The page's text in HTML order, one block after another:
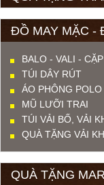
ĐỒ MAY MẶC -
BALO - VALI -
TÚI DÂY RÚT
ÁO PHÔNG
MŨ LƯỠI TRAI
TÚI VẢI BỐ, VẢI
QUÀ TẶNG VẢI
QUÀ TẶNG